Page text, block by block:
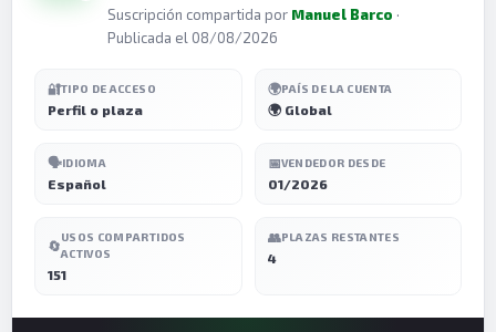
Suscripción compartida por Manuel Barco ·
Publicada el 08/08/2026
🔐TIPO DE ACCESO
Perfil o plaza
🌍PAÍS DE LA CUENTA
🌍 Global
🗣️IDIOMA
Español
📅VENDEDOR DESDE
01/2026
🔄
USOS COMPARTIDOS
ACTIVOS
151
👥PLAZAS RESTANTES
4